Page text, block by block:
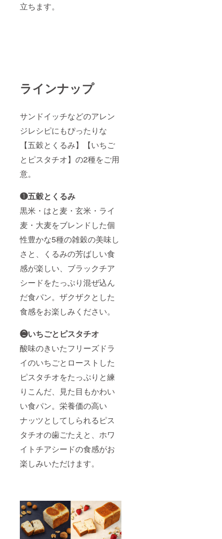
立ちます。
ラインナップ
サンドイッチなどのアレン
ジレシピにもぴったりな
【五穀とくるみ】【いちご
とピスタチオ】の2種をご用
意。
❶五穀とくるみ
黒米・はと麦・玄米・ライ
麦・大麦をブレンドした個
性豊かな5種の雑穀の美味し
さと、くるみの芳ばしい食
感が楽しい、ブラックチア
シードをたっぷり混ぜ込ん
だ食パン。ザクザクとした
食感をお楽しみください。
❷いちごとピスタチオ
酸味のきいたフリーズドラ
イのいちごとローストした
ピスタチオをたっぷりと練
りこんだ、見た目もかわい
い食パン。栄養価の高い
ナッツとしてしられるピス
タチオの歯ごたえと、ホワ
イトチアシードの食感がお
楽しみいただけます。